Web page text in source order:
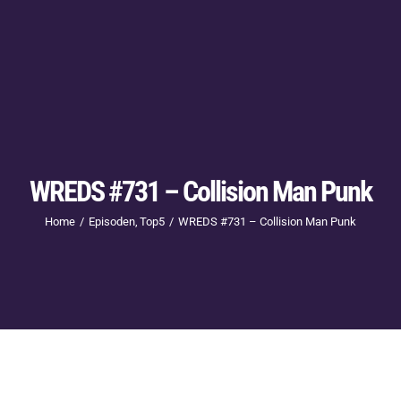
WREDS #731 – Collision Man Punk
Home Episoden Top5 WREDS #731 – Collision Man Punk